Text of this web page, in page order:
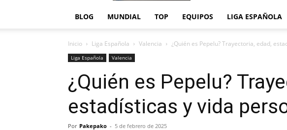
BLOG MUNDIAL TOP EQUIPOS LIGA ESPAÑOLA
Inicio Liga Española Valencia ¿Quién es Pepelu? Trayectoria, edad,
Liga Española Valencia
¿Quién es Pepelu?
estadísticas y vida
Por Pakepako - 5 de febrero de 2025